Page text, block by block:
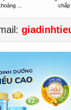
...
chấp